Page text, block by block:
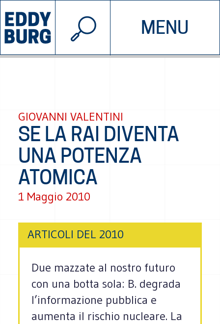
MENU
INIZIATIVE CHI SIAMO
© 2026 EDDYBURG
GIOVANNI VALENTINI
SE LA RAI DIVENTA
UNA POTENZA
ATOMICA
1 Maggio 2010
ARTICOLI DEL 2010
Due mazzate al nostro futuro
con una botta sola: B. degrada
l’informazione pubblica e
aumenta il rischio nucleare. La